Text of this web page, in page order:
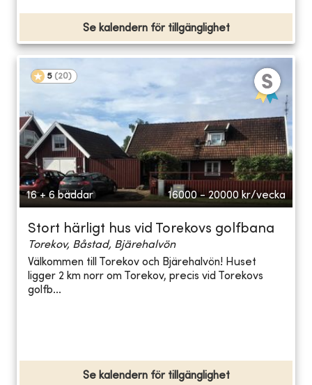
Se kalendern för tillgänglighet
5 (20)
16 + 6 bäddar 16000 - 20000 kr/vecka
Stort härligt hus vid Torekovs golfbana
Torekov, Båstad, Bjärehalvön
Välkommen till Torekov och Bjärehalvön! Huset
ligger 2 km norr om Torekov, precis vid Torekovs
golfb...
Se kalendern för tillgänglighet